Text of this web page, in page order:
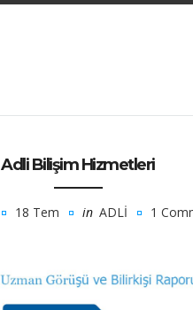
Adli Bilişim Hizmetleri
18 Tem in ADLI 1